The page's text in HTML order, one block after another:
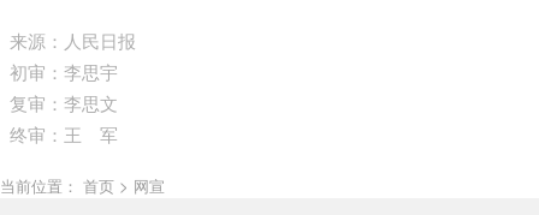
来源：人民日报
初审：李思宇
复审：李思文
终审：王 军
当前位置： 首页 > 网宣